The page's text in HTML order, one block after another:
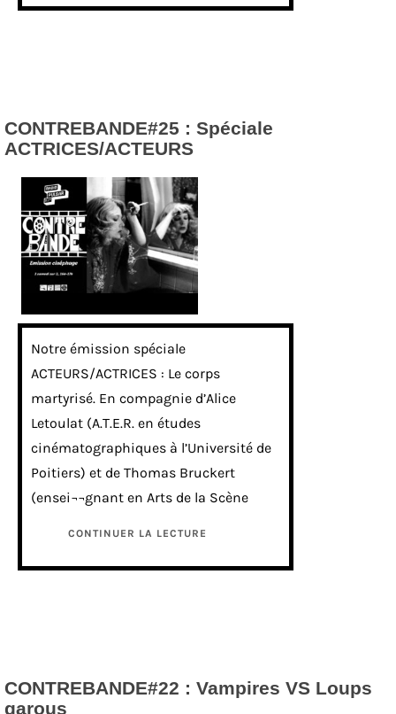
CONTREBANDE#25 : Spéciale
ACTRICES/ACTEURS
Notre émission spéciale
ACTEURS/ACTRICES : Le corps
martyrisé. En compagnie d’Alice
Letoulat (A.T.E.R. en études
cinématographiques à l’Université de
Poitiers) et de Thomas Bruckert
(ensei¬¬gnant en Arts de la Scène
CONTINUER LA LECTURE
CONTREBANDE#22 : Vampires VS Loups
garous